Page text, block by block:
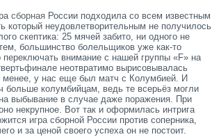
сборная России подходила со всем известным
который неудовлетворительным не получилось
скептика: 25 мячей забито, ни одного не
большинство болельщиков уже как-то
переключать внимание с нашей группы «F» на
неотвратимо вырисовывалась
менее, у нас еще был матч с Колумбией. И
больше колумбийцам, ведь те всерьёз могли
выбывание в случае даже поражения. При
некрупное. Вот так и оформилась интрига
играсборной России против соперника,
и за ценой своего успеха он не постоит.